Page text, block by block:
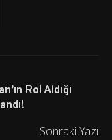
Rol Aldığı
Sonraki Yazı